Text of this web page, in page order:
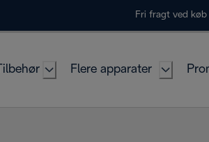
Fri fragt ved
Tilbehør Flere apparater